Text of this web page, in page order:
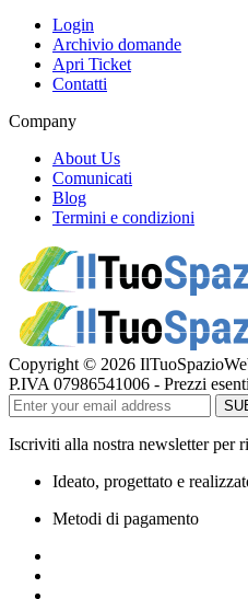
Login
Archivio domande
Apri Ticket
Contatti
Company
About Us
Comunicati
Blog
Termini e condizioni
Copyright © 2026
P.IVA 07986541006 - Prezzi
Iscriviti alla nostra newsletter per
Ideato, progettato e
Metodi di pagamento